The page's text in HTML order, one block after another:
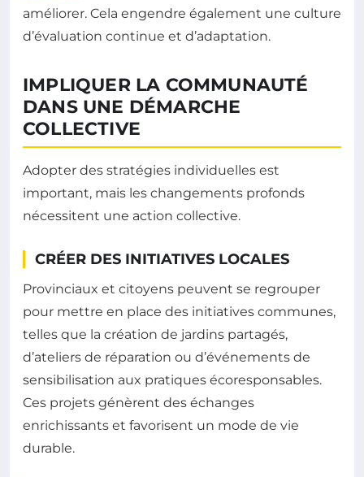
améliorer. Cela engendre également une culture
d’évaluation continue et d’adaptation.
IMPLIQUER LA COMMUNAUTÉ
DANS UNE DÉMARCHE
COLLECTIVE
Adopter des stratégies individuelles est
important, mais les changements profonds
nécessitent une action collective.
CRÉER DES INITIATIVES LOCALES
Provinciaux et citoyens peuvent se regrouper
pour mettre en place des initiatives communes,
telles que la création de jardins partagés,
d’ateliers de réparation ou d’événements de
sensibilisation aux pratiques écoresponsables.
Ces projets génèrent des échanges
enrichissants et favorisent un mode de vie
durable.